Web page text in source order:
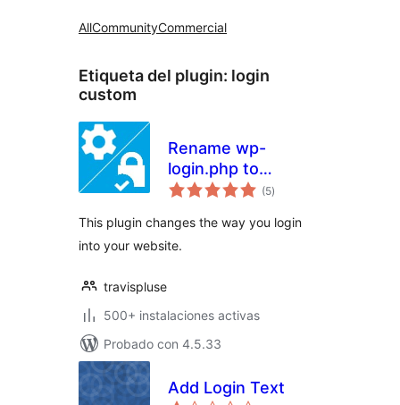
AllCommunityCommercial
Etiqueta del plugin: login
custom
Rename wp-
login.php to
anything you want
(5total
de
)
This plugin changes the way you login
into your website.
travispluse
500+ instalaciones activas
Probado con 4.5.33
Add Login Text